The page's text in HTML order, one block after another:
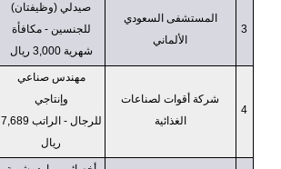
3
المستشفى السعودي
الألماني
صيدلي (وظيفتان)
للجنسين - مكافأة
شهرية 3,000 ريال
4
شركة أقوات لصناعات
الغذائية
مهندس صناعي
وإنتاجي
للرجال - الراتب 7,689
ريال